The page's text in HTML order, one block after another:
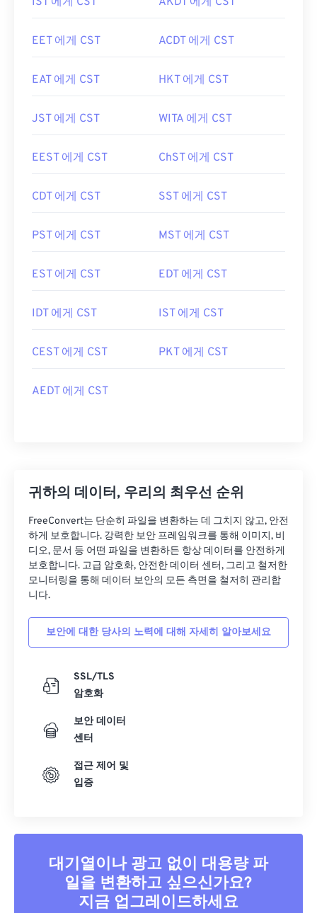
EET 에게 CST ACDT 에게 CST
EAT 에게 CST HKT 에게 CST
JST 에게 CST WITA 에게 CST
EEST 에게 CST ChST 에게 CST
CDT 에게 CST SST 에게 CST
PST 에게 CST MST 에게 CST
EST 에게 CST EDT 에게 CST
IDT 에게 CST IST 에게 CST
CEST 에게 CST PKT 에게 CST
AEDT 에게 CST
귀하의 데이터, 우리의 최우선 순위
FreeConvert는 단순히 파일을 변환하는 데 그치지 않고, 안전
하게 보호합니다. 강력한 보안 프레임워크를 통해 이미지, 비
디오, 문서 등 어떤 파일을 변환하든 항상 데이터를 안전하게
보호합니다. 고급 암호화, 안전한 데이터 센터, 그리고 철저한
모니터링을 통해 데이터 보안의 모든 측면을 철저히 관리합
니다.
보안에 대한 당사의 노력에 대해 자세히 알아보세요
SSL/TLS
암호화
보안 데이터
센터
접근 제어 및
입증
대기열이나 광고 없이 대용량 파
일을 변환하고 싶으신가요?
지금 업그레이드하세요